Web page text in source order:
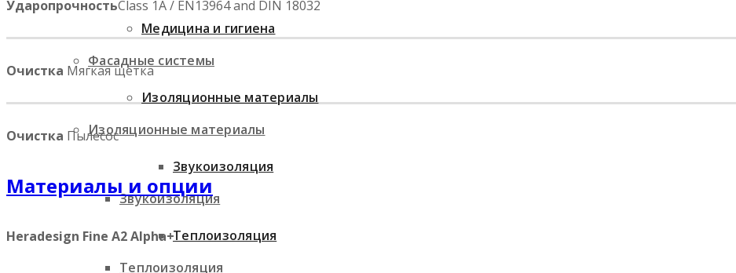
Фасадные системы
Изоляционные материалы
Звукоизоляция
Теплоизоляция
Медицина и гигиена
Изоляционные материалы
Звукоизоляция
Теплоизоляция
УдаропрочностьClass 1A / EN13964 and DIN 18032
Очистка Мягкая щетка
Очистка Пылесос
Материалы и опции
Heradesign Fine A2 Alpha+